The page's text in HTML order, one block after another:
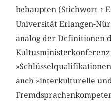
behaupten (Stichwort ↑
Universität Erlangen-
analog der Definitionen
auch »interkulturelle und